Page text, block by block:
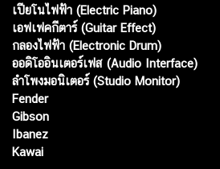
เปียโนไฟฟ้า (Electric Piano)
เอฟเฟคกีตาร์ (Guitar Effect)
กลองไฟฟ้า (Electronic Drum)
ออดิโออินเตอร์เฟส (Audio Interface)
ลำโพงมอนิเตอร์ (Studio Monitor)
Fender
Gibson
Ibanez
Kawai